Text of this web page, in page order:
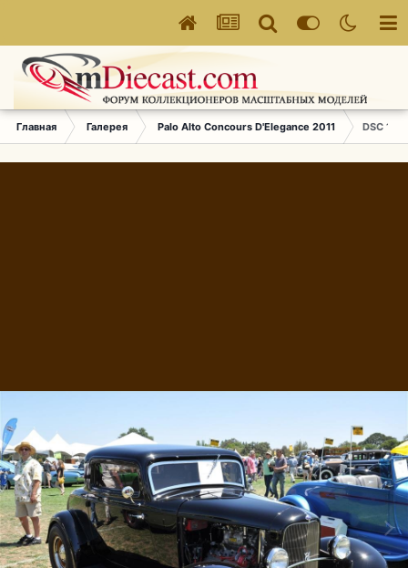
Главная Галерея Palo Alto Concours D'Elegance 2011 DSC